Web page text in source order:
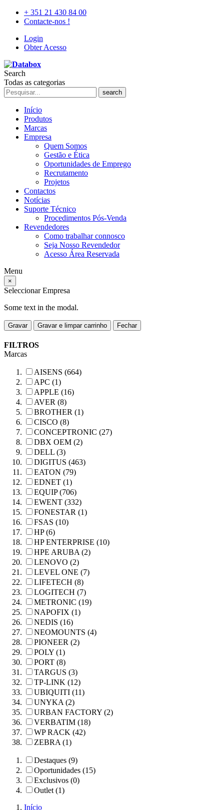
+ 351 21 430 84 00
Contacte-nos !
Login
Obter Acesso
Search
Todas as categorias
search
Início
Produtos
Marcas
Empresa
Quem Somos
Gestão e Ética
Oportunidades de Emprego
Recrutamento
Projetos
Contactos
Notícias
Suporte Técnico
Procedimentos Pós-Venda
Revendedores
Como trabalhar connosco
Seja Nosso Revendedor
Acesso Área Reservada
Menu
×
Seleccionar Empresa
Some text in the modal.
Gravar Gravar e limpar carrinho Fechar
FILTROS
Marcas
AISENS (664)
APC (1)
APPLE (16)
AVER (8)
BROTHER (1)
CISCO (8)
CONCEPTRONIC (27)
DBX OEM (2)
DELL (3)
DIGITUS (463)
EATON (79)
EDNET (1)
EQUIP (706)
EWENT (332)
FONESTAR (1)
FSAS (10)
HP (6)
HP ENTERPRISE (10)
HPE ARUBA (2)
LENOVO (2)
LEVEL ONE (7)
LIFETECH (8)
LOGITECH (7)
METRONIC (19)
NAPOFIX (1)
NEDIS (16)
NEOMOUNTS (4)
PIONEER (2)
POLY (1)
PORT (8)
TARGUS (3)
TP-LINK (12)
UBIQUITI (11)
UNYKA (2)
URBAN FACTORY (2)
VERBATIM (18)
WP RACK (42)
ZEBRA (1)
Destaques (9)
Oportunidades (15)
Exclusivos (0)
Outlet (1)
Início